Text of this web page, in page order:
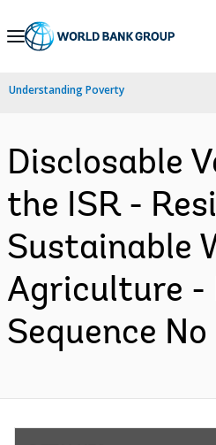
Skip
Navigation
Understanding Poverty
Disclosable
the ISR -
Sustainable
Agriculture -
Sequence No